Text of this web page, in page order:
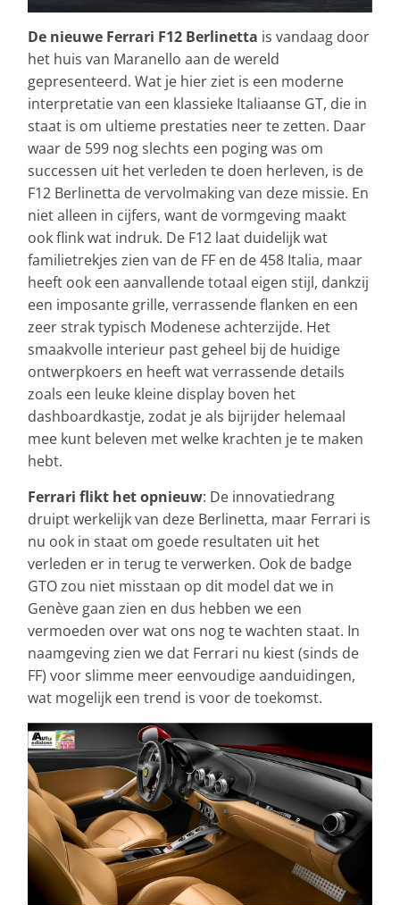
De nieuwe Ferrari F12 Berlinetta is vandaag door
het huis van Maranello aan de wereld
gepresenteerd. Wat je hier ziet is een moderne
interpretatie van een klassieke Italiaanse GT, die in
staat is om ultieme prestaties neer te zetten. Daar
waar de 599 nog slechts een poging was om
successen uit het verleden te doen herleven, is de
F12 Berlinetta de vervolmaking van deze missie. En
niet alleen in cijfers, want de vormgeving maakt
ook flink wat indruk. De F12 laat duidelijk wat
familietrekjes zien van de FF en de 458 Italia, maar
heeft ook een aanvallende totaal eigen stijl, dankzij
een imposante grille, verrassende flanken en een
zeer strak typisch Modenese achterzijde. Het
smaakvolle interieur past geheel bij de huidige
ontwerpkoers en heeft wat verrassende details
zoals een leuke kleine display boven het
dashboardkastje, zodat je als bijrijder helemaal
mee kunt beleven met welke krachten je te maken
hebt.
Ferrari flikt het opnieuw: De innovatiedrang
druipt werkelijk van deze Berlinetta, maar Ferrari is
nu ook in staat om goede resultaten uit het
verleden er in terug te verwerken. Ook de badge
GTO zou niet misstaan op dit model dat we in
Genève gaan zien en dus hebben we een
vermoeden over wat ons nog te wachten staat. In
naamgeving zien we dat Ferrari nu kiest (sinds de
FF) voor slimme meer eenvoudige aanduidingen,
wat mogelijk een trend is voor de toekomst.